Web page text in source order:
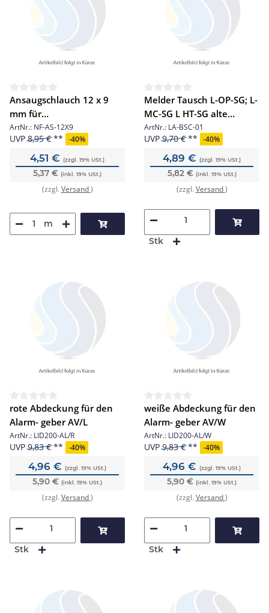
Ansaugschlauch 12 x 9
mm für
Deckendurchführung (1
Stck= 1 m)
ArtNr.: NF-AS-12X9
UVP8,95 € -40%
4,51 € (zzgl. 19% USt.)
5,37 € (inkl. 19% USt.)
(zzgl.Versand)
m
Melder Tausch L-OP-SG; L-
MC-SG L HT-SG alte
Sockelsirene
ArtNr.: LA-BSC-01
UVP9,70 € -40%
4,89 € (zzgl. 19% USt.)
5,82 € (inkl. 19% USt.)
(zzgl.Versand)
Stk
rote Abdeckung für den
Alarm- geber AV/L
ArtNr.: LID200-AL/R
UVP9,83 € -40%
4,96 € (zzgl. 19% USt.)
5,90 € (inkl. 19% USt.)
(zzgl.Versand)
Stk
weiße Abdeckung für den
Alarm- geber AV/W
ArtNr.: LID200-AL/W
UVP9,83 € -40%
4,96 € (zzgl. 19% USt.)
5,90 € (inkl. 19% USt.)
(zzgl.Versand)
Stk